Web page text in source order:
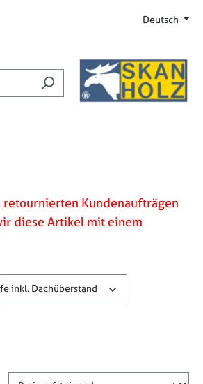
Deutsch
Kundenaufträgen
diese Artikel mit einem
inkl. Dachüberstand